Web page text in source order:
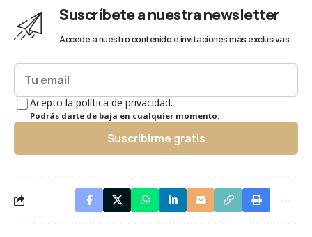
Suscríbete a nuestra newsletter
Accede a nuestro contenido e invitaciones más exclusivas.
Acepto la política de privacidad.
Podrás darte de baja en cualquier momento.
Suscribirme gratis